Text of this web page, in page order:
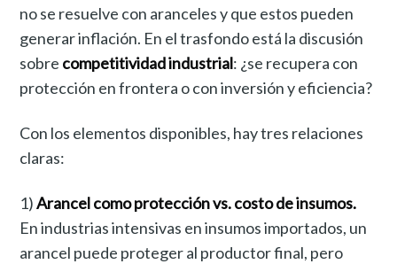
no se resuelve con aranceles y que estos pueden
generar inflación. En el trasfondo está la discusión
sobre competitividad industrial: ¿se recupera con
protección en frontera o con inversión y eficiencia?
Con los elementos disponibles, hay tres relaciones
claras:
1)Arancel como protección vs. costo de insumos.
En industrias intensivas en insumos importados, un
arancel puede proteger al productor final, pero